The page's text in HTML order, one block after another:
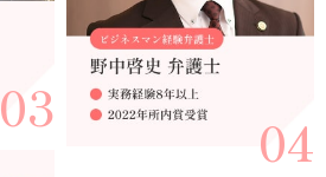
03
04